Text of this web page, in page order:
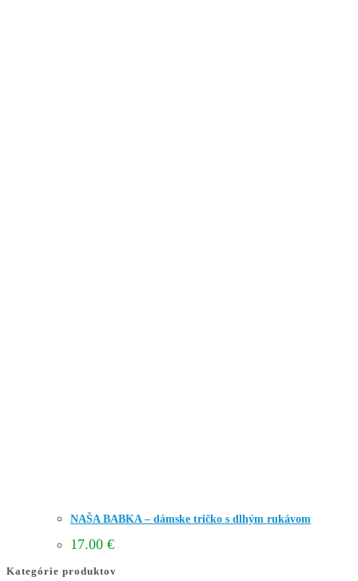
NAŠA BABKA – dámske tričko s dlhým rukávom
17.00 €
Kategórie produktov